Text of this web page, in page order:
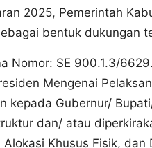
2025, Pemerintah
bentuk dukungan
Nomor: SE 900.1.3/
Mengenai
kepada Gubernur/
dan/ atau
Khusus Fisik,